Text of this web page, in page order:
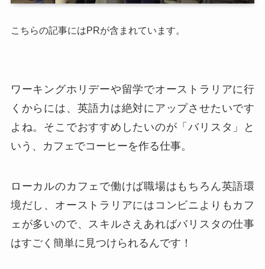
こちらの記事にはPRが含まれています。
ワーキングホリデーや留学でオーストラリアに行
くからには、英語力は絶対にアップさせたいです
よね。そこでおすすめしたいのが「バリスタ」と
いう、カフェでコーヒーを作る仕事。
ローカルのカフェで働けば職場はもちろん英語環
境だし、オーストラリアにはコンビニよりもカフ
ェが多いので、スキルさえあればバリスタの仕事
はすごく簡単に見つけられるんです！